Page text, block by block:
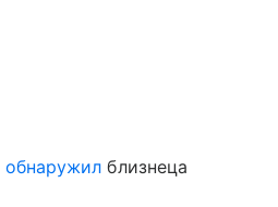
обнаружил близнеца